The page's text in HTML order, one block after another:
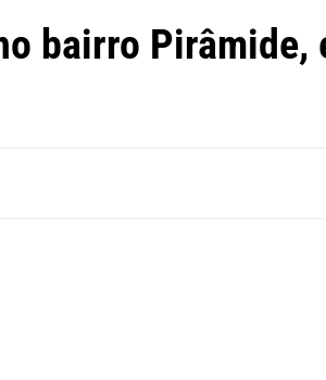
bairro Pirâmide,